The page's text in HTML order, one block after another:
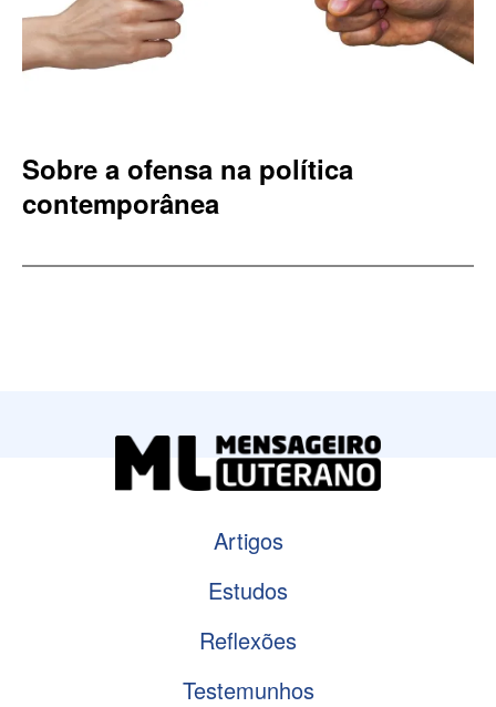
Sobre a ofensa na política
contemporânea
Artigos
Estudos
Reflexões
Testemunhos